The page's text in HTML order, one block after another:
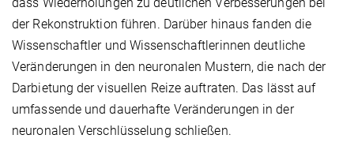
dass Wiederholungen zu deutlichen Verbesserungen bei
der Rekonstruktion führen. Darüber hinaus fanden die
Wissenschaftler und Wissenschaftlerinnen deutliche
Veränderungen in den neuronalen Mustern, die nach der
Darbietung der visuellen Reize auftraten. Das lässt auf
umfassende und dauerhafte Veränderungen in der
neuronalen Verschlüsselung schließen.